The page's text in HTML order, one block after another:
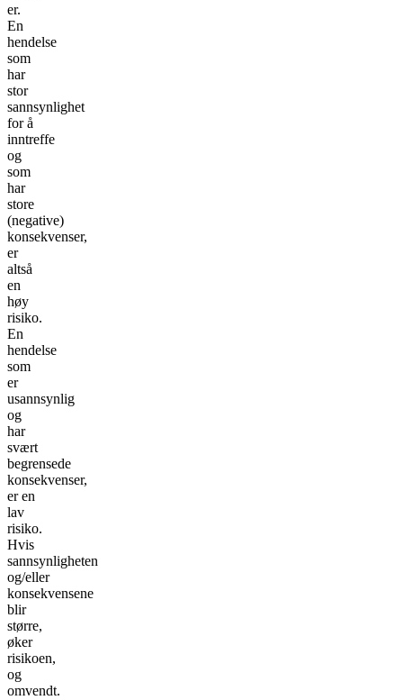
er.
En
hendelse
som
har
stor
sannsynlighet
for å
inntreffe
og
som
har
store
(negative)
konsekvenser,
er
altså
en
høy
risiko.
En
hendelse
som
er
usannsynlig
og
har
svært
begrensede
konsekvenser,
er en
lav
risiko.
Hvis
sannsynligheten
og/eller
konsekvensene
blir
større,
øker
risikoen,
og
omvendt.